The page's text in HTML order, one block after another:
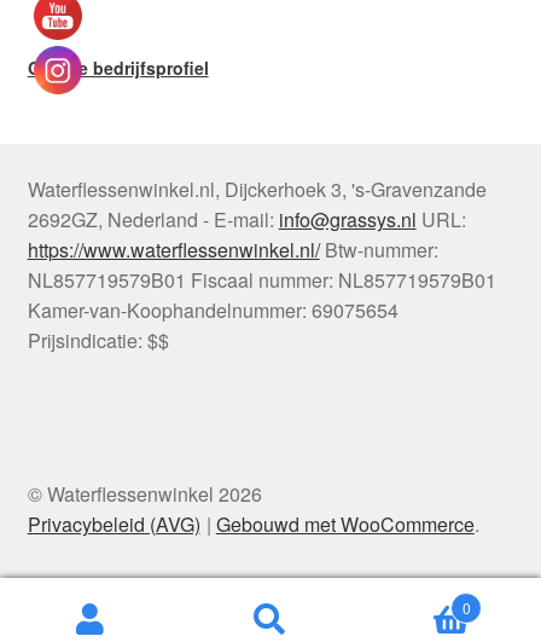
Google bedrijfsprofiel
Waterflessenwinkel.nl, Dijckerhoek 3, 's-Gravenzande
2692GZ, Nederland - E-mail: info@grassys.nl URL:
https://www.waterflessenwinkel.nl/ Btw-nummer:
NL857719579B01 Fiscaal nummer: NL857719579B01
Kamer-van-Koophandelnummer: 69075654
Prijsindicatie: $$
© Waterflessenwinkel 2026
Privacybeleid (AVG)
Gebouwd met WooCommerce.
Zoeken
0